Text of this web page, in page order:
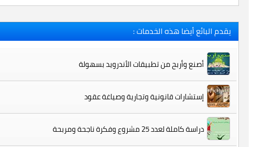
يقدم البائع أيضا هذه الخدمات :
أصنع وأربح من تطبيقات الأندرويد بسهولة
إستشارات قانونية وتجارية وصياغة عقود
دراسة كاملة لعدد 25 مشروع وفكرة ناجحة ومربحة